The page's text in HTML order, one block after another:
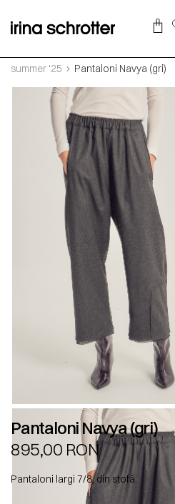
summer '25 Pantaloni Navya (gri)
Pantaloni Navya (gri)
895,00 RON
Pantaloni largi 7/8, din stofă.